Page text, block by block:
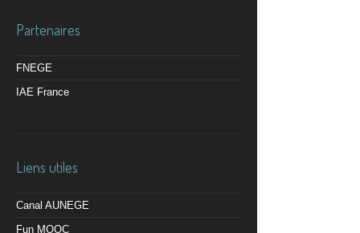
Partenaires
FNEGE
IAE France
Liens utiles
Canal AUNEGE
Fun MOOC